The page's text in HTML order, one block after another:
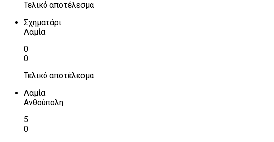
Τελικό αποτέλεσμα
Σχηματάρι
Λαμία
0
0
Τελικό αποτέλεσμα
Λαμία
Ανθούπολη
5
0